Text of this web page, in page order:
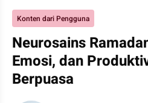
Konten dari Pengguna
Neurosains
Emosi, dan
Berpuasa